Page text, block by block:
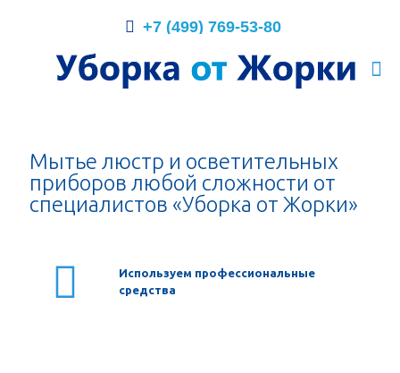
+7 (499) 769-53-80
Мытье люстр и осветительных
приборов любой сложности от
специалистов «Уборка от Жорки»
Используем профессиональные
средства